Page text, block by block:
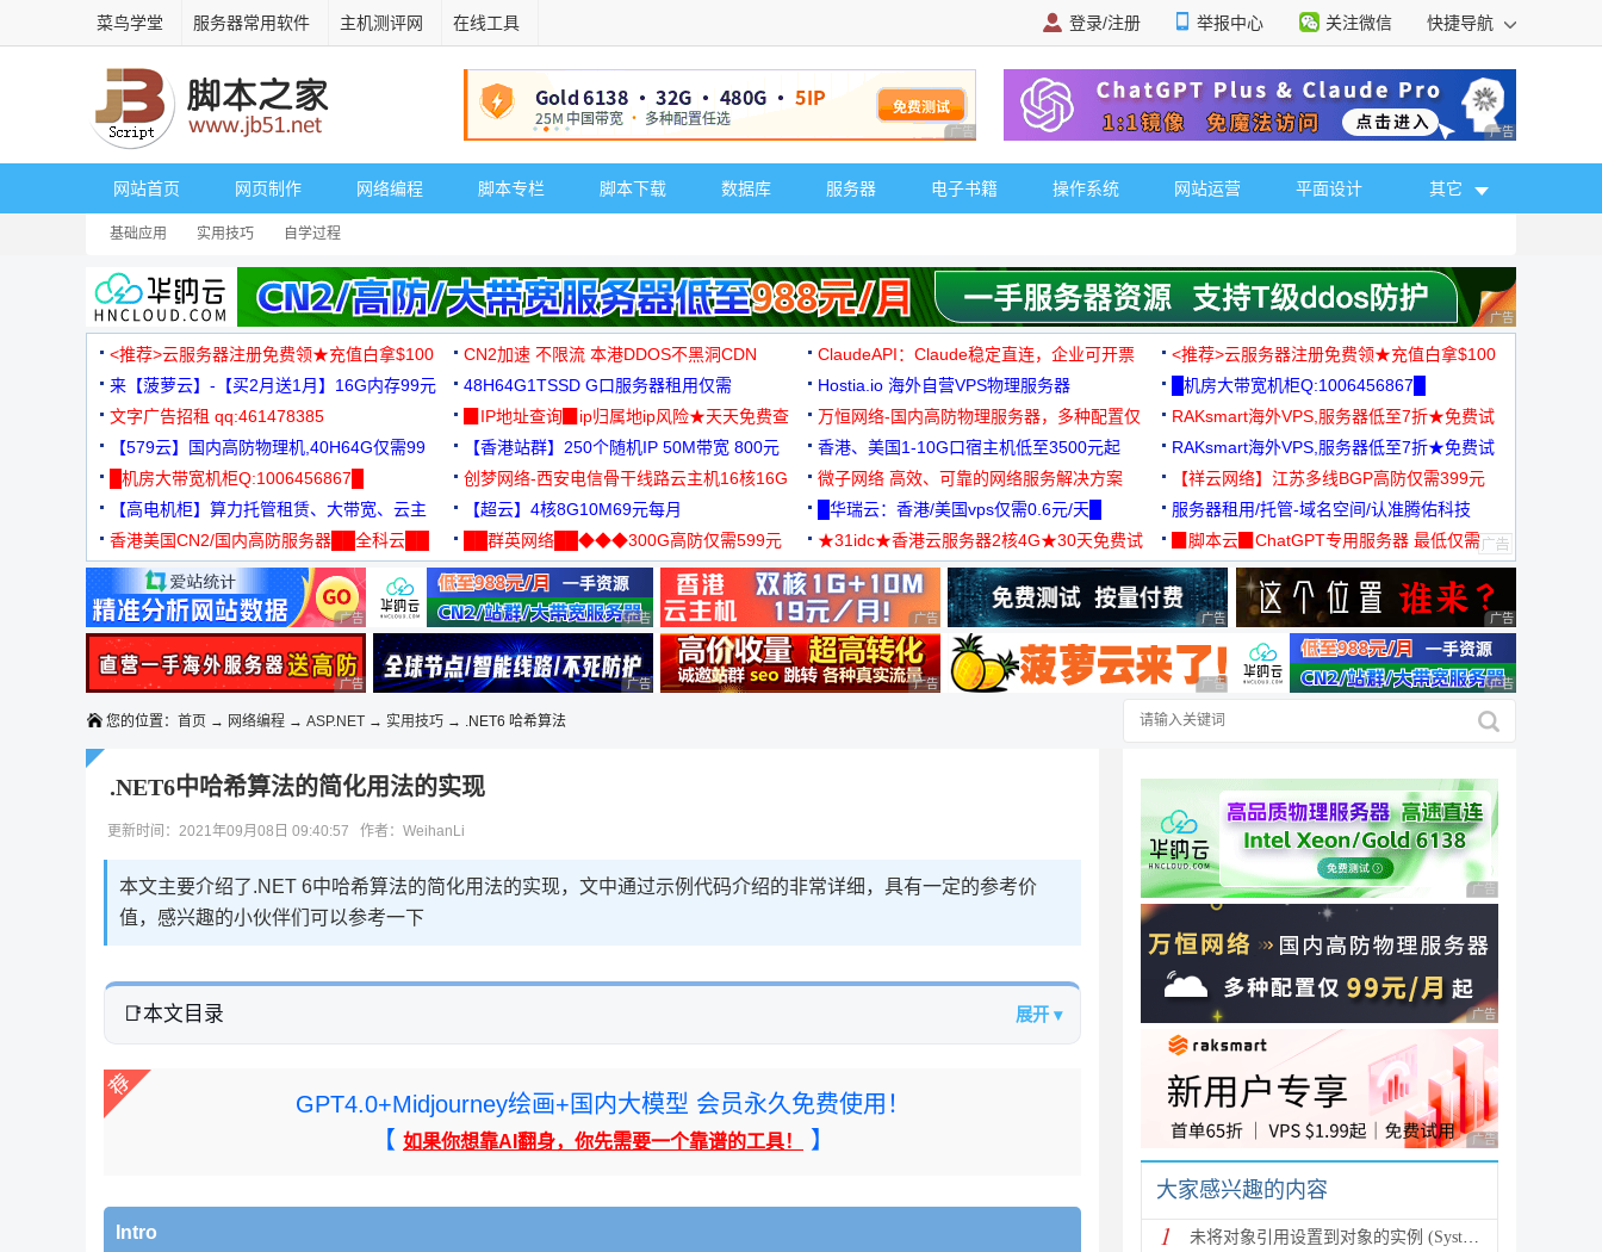
菜鸟学堂 服务器常用软件 主机测评网 在线工具 登录/注册 举报中心 关注微信 快捷导航
广告 商业广告，理性选择 广告 商业广告，理
网站首页 网页制作 网络编程 脚本专栏 脚本下载 数据库 服务器 电子书籍 操作系统 网站运营 平面设计 其它
基础应用 实用技巧 自学过程
广告 商业广告，理
<推荐>云服务器注册免费领★充值白拿$100 CN2加速 不限流 本港DDOS不黑洞CDN ClaudeAPI：Claude稳定直连，企业可开票
<推荐>云服务器注册免费领★充值白拿$100
来【菠萝云】-【买2月送1月】16G内存99元
48H64G1TSSD G口服务器租用仅需
3000+可免费测试
Hostia.io 海外自营VPS物理服务器
█机房大带宽机柜Q:1006456867█
文字广告招租 qq:461478385
▉IP地址查询▉ip归属地ip风险★天天免费查
万恒网络-国内高防物理服务器，多种配置仅
99元/月起
RAKsmart海外VPS,服务器低至7折★免费试
用★
【579云】国内高防物理机,40H64G仅需99
元
【香港站群】250个随机IP 50M带宽 800元 香港、美国1-10G口宿主机低至3500元起
RAKsmart海外VPS,服务器低至7折★免费试
用★
█机房大带宽机柜Q:1006456867█
创梦网络-西安电信骨干线路云主机16核16G
88元/月
微子网络 高效、可靠的网络服务解决方案
【祥云网络】江苏多线BGP高防仅需399元
【高电机柜】算力托管租赁、大带宽、云主
机
【超云】4核8G10M69元每月 █华瑞云：香港/美国vps仅需0.6元/天█
服务器租用/托管-域名空间/认准腾佑科技
香港美国CN2/国内高防服务器██全科云██
██群英网络██◆◆◆300G高防仅需599元
◆◆◆
★31idc★香港云服务器2核4G★30天免费试
用◆
▉脚本云▉ChatGPT专用服务器 最低仅需
19元/月
广告 商业广告，理性选择 广告 商业广告，理性选择 广告 商业广告，理性选择 广告 商业广告，理性选择 广告 商业广告，理
广告 商业广告，理性选择 广告 商业广告，理性选择 广告 商业广告，理性选择 广告 商业广告，理性选择 广告 商业广告，理
您的位置： 首页 → 网络编程 → ASP.NET → 实用技巧 → .NET6 哈希算法
.NET6中哈希算法的简化用法的实现
更新时间：2021年09月08日 09:40:57 作者：WeihanLi
本文主要介绍了.NET 6中哈希算法的简化用法的实现，文中通过示例代码介绍的非常详细，具有一定的参考价
值，感兴趣的小伙伴们可以参考一下
本文目录 展开 ▾
GPT4.0+Midjourney绘画+国内大模型 会员永久免费使用！
【 如果你想靠AI翻身，你先需要一个靠谱的工具！ 】
Intro
广告 商业广告，理性
广告 商业广告，理性
广告 商业广告，理性
大家感兴趣的内容
1 未将对象引用设置到对象的实例 (System.NullRef